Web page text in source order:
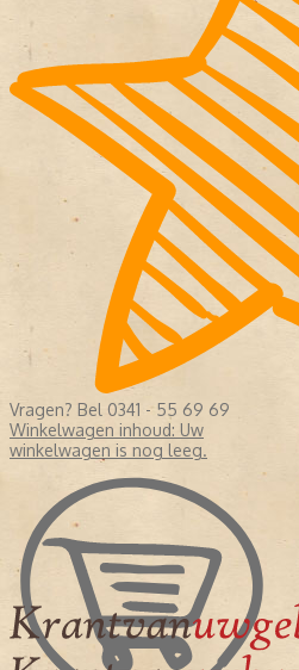
Vragen? Bel 0341 - 55 69 69
Winkelwagen inhoud: Uw
winkelwagen is nog leeg.